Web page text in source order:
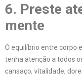
6. Preste
mente
O equilíbrio entre corpo
tenha atenção a todos
cansaço, vitalidade,